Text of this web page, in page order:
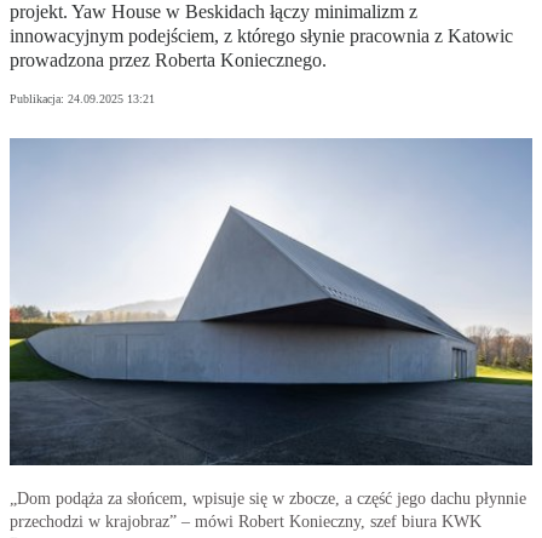
projekt. Yaw House w Beskidach łączy minimalizm z
innowacyjnym podejściem, z którego słynie pracownia z Katowic
prowadzona przez Roberta Koniecznego.
Publikacja: 24.09.2025 13:21
„Dom podąża za słońcem, wpisuje się w zbocze, a część jego dachu płynnie
przechodzi w krajobraz” – mówi Robert Konieczny, szef biura KWK